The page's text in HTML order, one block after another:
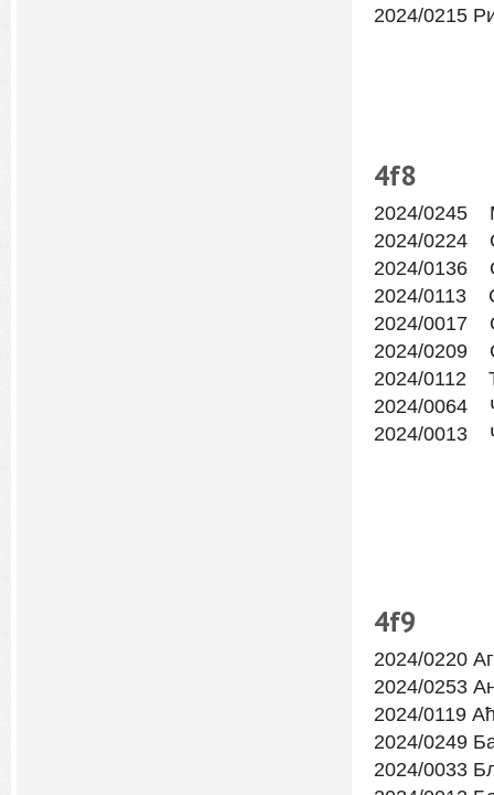
2024/0215
4f8
2024/0245
2024/0224
2024/0136
2024/0113
2024/0017
2024/0209
2024/0112
2024/0064
2024/0013
4f9
2024/0220
2024/0253
2024/0119
2024/0249
2024/0033